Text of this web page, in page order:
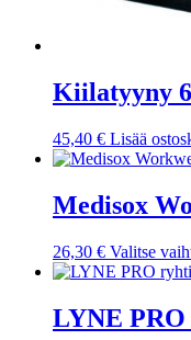
Kiilatyyny
45,40 € Lisää
Medisox
26,30 € Valitse
LYNE